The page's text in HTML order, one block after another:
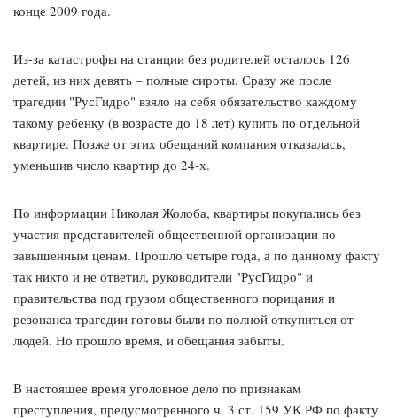
конце 2009 года.
Из-за катастрофы на станции без родителей осталось 126
детей, из них девять – полные сироты. Сразу же после
трагедии "РусГидро" взяло на себя обязательство каждому
такому ребенку (в возрасте до 18 лет) купить по отдельной
квартире. Позже от этих обещаний компания отказалась,
уменьшив число квартир до 24-х.
По информации Николая Жолоба, квартиры покупались без
участия представителей общественной организации по
завышенным ценам. Прошло четыре года, а по данному факту
так никто и не ответил, руководители "РусГидро" и
правительства под грузом общественного порицания и
резонанса трагедии готовы были по полной откупиться от
людей. Но прошло время, и обещания забыты.
В настоящее время уголовное дело по признакам
преступления, предусмотренного ч. 3 ст. 159 УК РФ по факту